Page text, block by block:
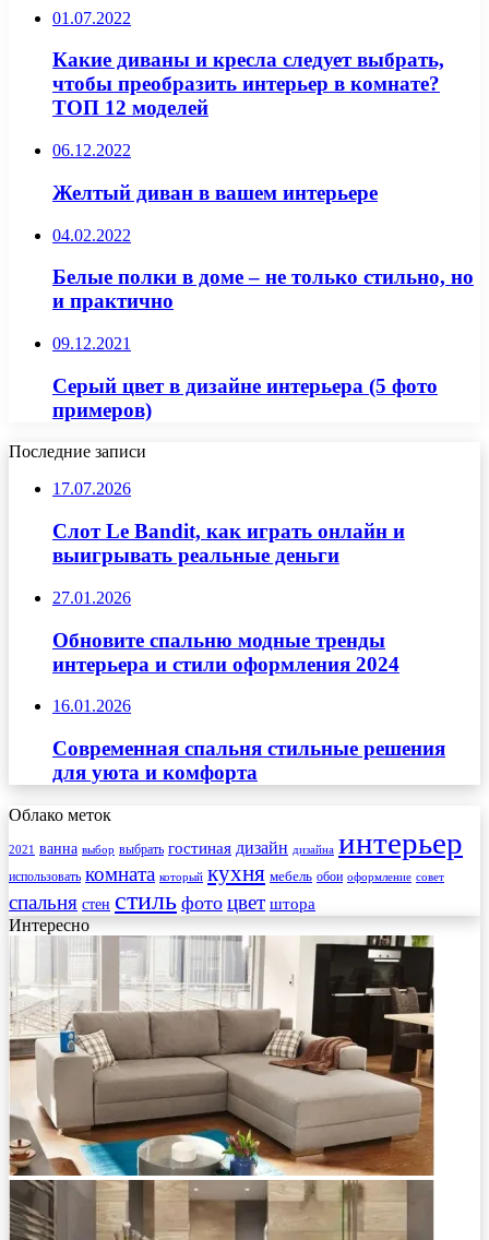
01.07.2022
Какие диваны и кресла следует выбрать,
чтобы преобразить интерьер в комнате?
ТОП 12 моделей
06.12.2022
Желтый диван в вашем интерьере
04.02.2022
Белые полки в доме – не только стильно, но
и практично
09.12.2021
Серый цвет в дизайне интерьера (5 фото
примеров)
Последние записи
17.07.2026
Слот Le Bandit, как играть онлайн и
выигрывать реальные деньги
27.01.2026
Обновите спальню модные тренды
интерьера и стили оформления 2024
16.01.2026
Современная спальня стильные решения
для уюта и комфорта
Облако меток
2021 ванна выбор выбрать гостиная дизайн дизайна интерьер
использовать комната который кухня мебель обои оформление совет
спальня стен стиль фото цвет штора
Интересно